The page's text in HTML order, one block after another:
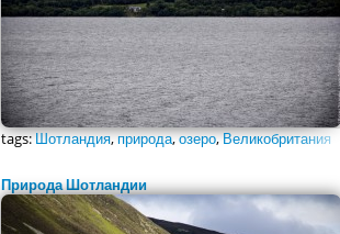
tags:Шотландия,природа,озеро,Великобритания
Природа Шотландии